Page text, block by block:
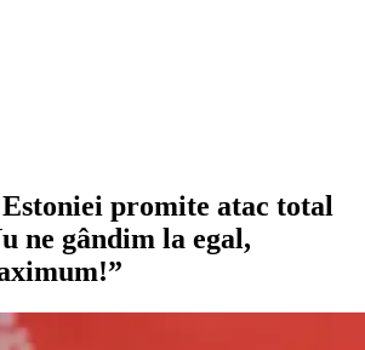
promite atac total
ne gândim la egal,